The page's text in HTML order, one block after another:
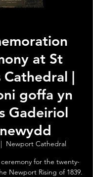
at St
Cathedral |
goffa yn
Gadeiriol
Newport Cathedral
for the twenty-
Newport Rising of 1839.